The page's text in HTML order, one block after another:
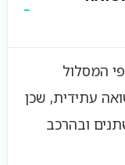
המסלול
עתידית, שכן
ובהרכב